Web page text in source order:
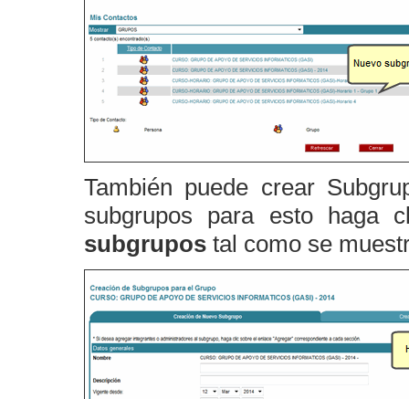
También puede crear
subgrupos para esto
subgrupos tal como se